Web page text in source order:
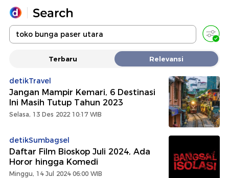
Yang sedang ramai dicari
Promoted
Terbaru Relevansi
detikTravel
Jangan Mampir Kemari, 6 Destinasi
Ini Masih Tutup Tahun 2023
Selasa, 13 Des 2022 10:17 WIB
detikSumbagsel
Daftar Film Bioskop Juli 2024, Ada
Horor hingga Komedi
Minggu, 14 Jul 2024 06:00 WIB